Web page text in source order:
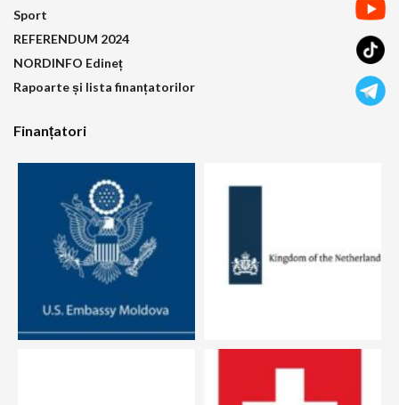
Sport
REFERENDUM 2024
NORDINFO Edineț
Rapoarte și lista finanțatorilor
Finanțatori